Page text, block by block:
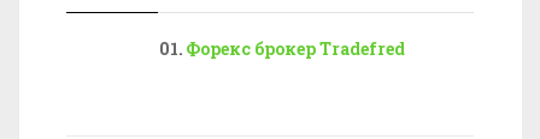
Форекс брокер Tradefred